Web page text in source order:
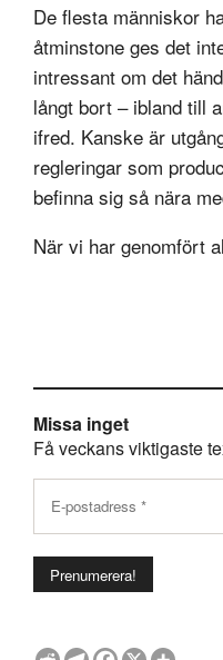
De flesta människor
åtminstone ges det
intressant om det
långt bort – ibland till
ifred. Kanske är
regleringar som
befinna sig så nära
När vi har genomfört
Missa inget
Få veckans viktigaste